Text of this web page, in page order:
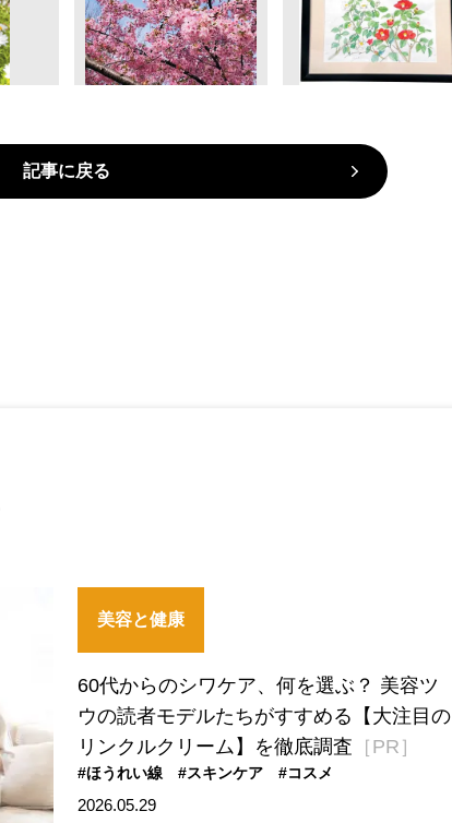
記事に戻る
美容と健康
60代からのシワケア、何を選ぶ？ 美容ツ
ウの読者モデルたちがすすめる【大注目の
リンクルクリーム】を徹底調査 ［PR］
#ほうれい線 #スキンケア #コスメ
2026.05.29